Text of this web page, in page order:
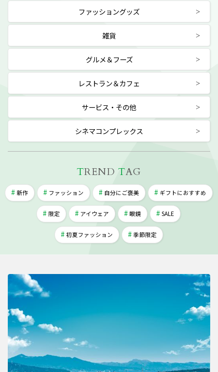
ファッショングッズ
雑貨
グルメ＆フーズ
レストラン＆カフェ
サービス・その他
シネマコンプレックス
TREND TAG
新作 ファッション 自分にご褒美 ギフトにおすすめ
限定 アイウェア 眼鏡 SALE
初夏ファッション 季節限定